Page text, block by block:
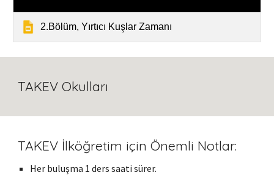
2.Bölüm, Yırtıcı Kuşlar Zamanı
TAKEV Okulları
TAKEV İlköğretim için Önemli Notlar:
Her buluşma 1 ders saati sürer.